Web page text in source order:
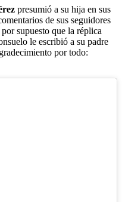
presumió a su hija en sus
de sus seguidores
supuesto que la réplica
le escribió a su padre
por todo: